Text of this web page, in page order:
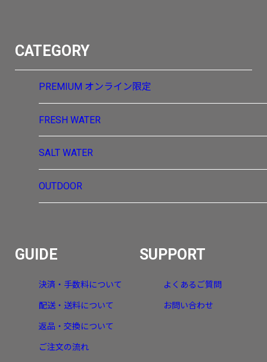
CATEGORY
PREMIUM オンライン限定
FRESH WATER
SALT WATER
OUTDOOR
GUIDE
決済・手数料について
配送・送料について
返品・交換について
ご注文の流れ
SUPPORT
よくあるご質問
お問い合わせ